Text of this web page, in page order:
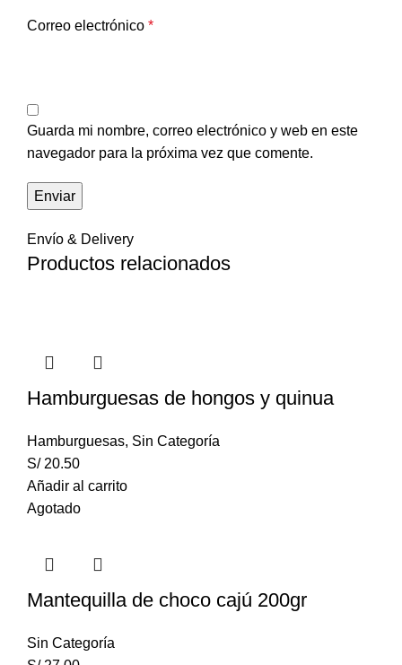
Correo electrónico *
Guarda mi nombre, correo electrónico y web en este
navegador para la próxima vez que comente.
Envío & Delivery
Productos relacionados
Hamburguesas de hongos y quinua
Hamburguesas, Sin Categoría
S/20.50
Añadir al carrito
Agotado
Mantequilla de choco cajú 200gr
Sin Categoría